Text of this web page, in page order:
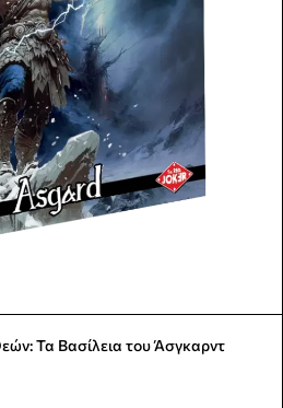
Τα Βασίλεια του Άσγκαρντ